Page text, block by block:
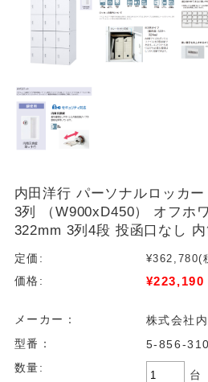
内田洋行 パーソナルロッカ
3列 （W900xD450） オフホ
322mm 3列4段 投函口なし
定価: ¥362,780(
価格:
¥223,190
メーカー：
株式会社
型番：
5-856-
数量:
台